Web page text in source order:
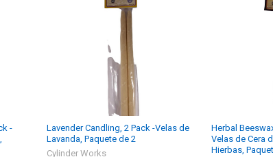
-
Lavender Candling, 2 Pack -Velas de
Lavanda, Paquete de 2
Cylinder Works
Herbal
Velas de Cera
Hierbas,